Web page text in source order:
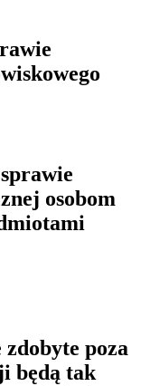
osobom
poza
będą tak